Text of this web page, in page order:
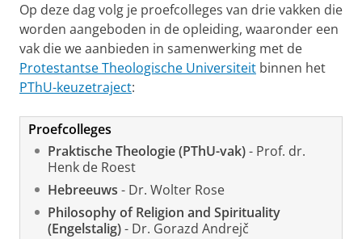
Op deze dag volg je proefcolleges van drie vakken die
worden aangeboden in de opleiding, waaronder een
vak die we aanbieden in samenwerking met de
Protestantse Theologische Universiteit binnen het
PThU-keuzetraject:
Proefcolleges
Praktische Theologie (PThU-vak)- Prof. dr.
Henk de Roest
Hebreeuws - Dr. Wolter Rose
Philosophy of Religion and Spirituality
(Engelstalig)- Dr. Gorazd Andrejč